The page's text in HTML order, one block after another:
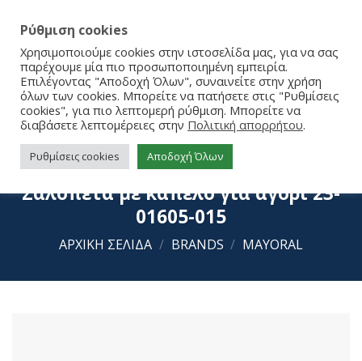
Mayoral Σετ Φορμάκι κοντομάνικο
Σαλοπέτα με καπέλο για αγόρι 23-
01605-015
ΑΡΧΙΚΉ ΣΕΛΊΔΑ / BRANDS / MAYORAL
Ρύθμιση cookies
Χρησιμοποιούμε cookies στην ιστοσελίδα μας, για να σας
παρέχουμε μία πιο προσωποποιημένη εμπειρία.
Επιλέγοντας "Αποδοχή Όλων", συναινείτε στην χρήση
όλων των cookies. Μπορείτε να πατήσετε στις "Ρυθμίσεις
cookies", για πιο λεπτομερή ρύθμιση. Μπορείτε να
διαβάσετε λεπτομέρειες στην Πολιτική απορρήτου.
Ρυθμίσεις cookies Αποδοχή Όλων